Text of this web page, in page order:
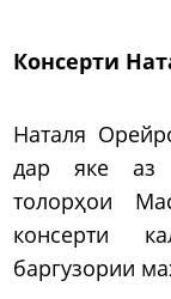
Консерти
Наталя
дар яке аз
толорҳои
консерти
баргузории